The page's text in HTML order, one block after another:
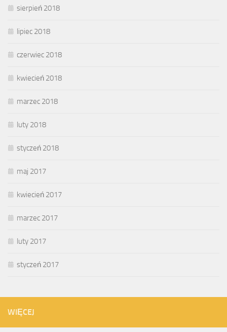
sierpień 2018
lipiec 2018
czerwiec 2018
kwiecień 2018
marzec 2018
luty 2018
styczeń 2018
maj 2017
kwiecień 2017
marzec 2017
luty 2017
styczeń 2017
WIĘCEJ